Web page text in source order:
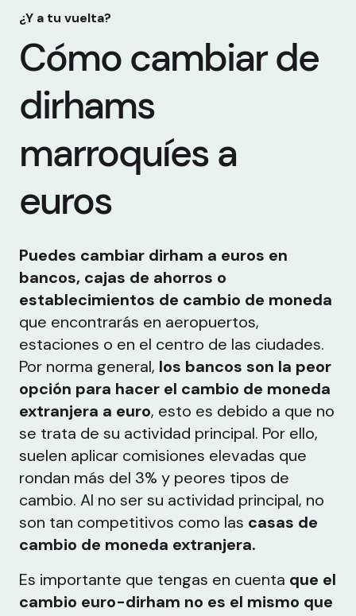
¿Y a tu vuelta?
Cómo cambiar de
dirhams
marroquíes a
euros
Puedes cambiar dirham a euros en
bancos, cajas de ahorros o
establecimientos de cambio de moneda
que encontrarás en aeropuertos,
estaciones o en el centro de las ciudades.
Por norma general, los bancos son la peor
opción para hacer el cambio de moneda
extranjera a euro, esto es debido a que no
se trata de su actividad principal. Por ello,
suelen aplicar comisiones elevadas que
rondan más del 3% y peores tipos de
cambio. Al no ser su actividad principal, no
son tan competitivos como las casas de
cambio de moneda extranjera.
Es importante que tengas en cuenta que el
cambio euro-dirham no es el mismo que